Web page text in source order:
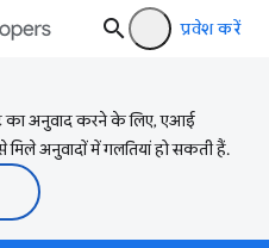
प्रवेश करें
का अनुवाद करने के लिए, एआई
अनुवादों में गलतियां हो सकती हैं.